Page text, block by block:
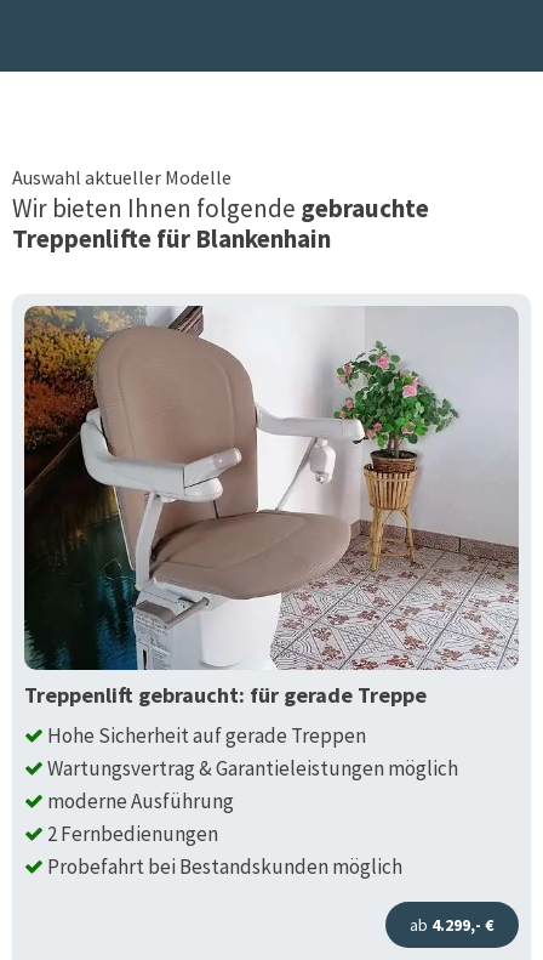
Auswahl aktueller Modelle
Wir bieten Ihnen folgende gebrauchte
Treppenlifte für Blankenhain
Treppenlift gebraucht: für gerade Treppe
Hohe Sicherheit auf gerade Treppen
Wartungsvertrag & Garantieleistungen möglich
moderne Ausführung
2 Fernbedienungen
Probefahrt bei Bestandskunden möglich
ab 4.299,- €